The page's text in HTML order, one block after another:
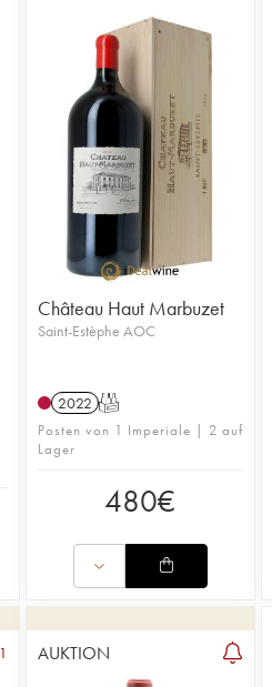
Château Haut Marbuzet
Saint-Estèphe AOC
2022 T
Posten von 1 Imperiale | 2 auf
Lager
480€
AUKTION